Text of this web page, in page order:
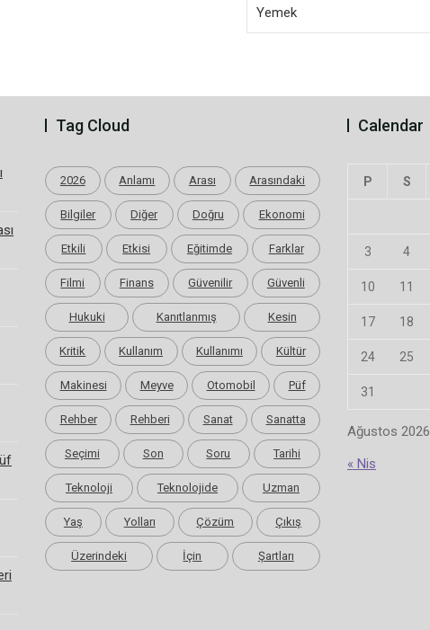
Yemek
Tag Cloud
2026 Anlamı Arası Arasındaki
Bilgiler Diğer Doğru Ekonomi
Etkili Etkisi Eğitimde Farklar
Filmi Finans Güvenilir Güvenli
Hukuki Kanıtlanmış Kesin
Kritik Kullanım Kullanımı Kültür
Makinesi Meyve Otomobil Püf
Rehber Rehberi Sanat Sanatta
Seçimi Son Soru Tarihi
Teknoloji Teknolojide Uzman
Yaş Yolları Çözüm Çıkış
Üzerindeki İçin Şartları
Calendar
Ağustos 2026
P S
3 4
10 11
17 18
24 25
31
« Nis